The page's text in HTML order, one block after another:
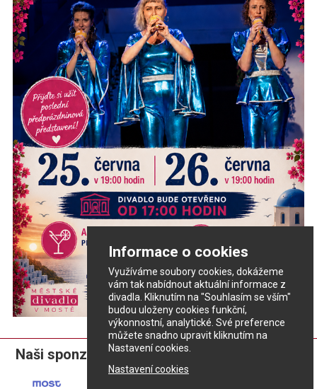
Informace o cookies
Využíváme soubory cookies, dokážeme
vám tak nabídnout aktuální informace z
divadla. Kliknutím na "Souhlasím se vším"
budou uloženy cookies funkční,
výkonnostní, analytické. Své preference
můžete snadno upravit kliknutím na
Nastavení cookies.
Nastavení cookies
Naši sponzoři: